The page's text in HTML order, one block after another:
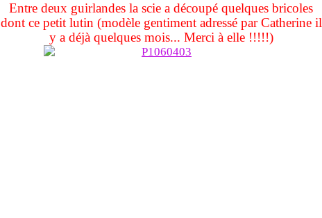
Entre deux guirlandes la scie a découpé quelques bricoles
dont ce petit lutin (modèle gentiment adressé par Catherine il
y a déjà quelques mois... Merci à elle !!!!!)